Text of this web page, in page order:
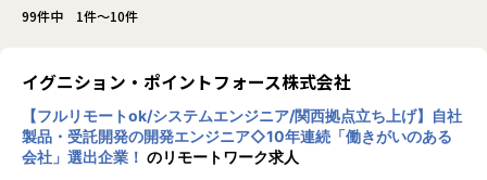
99件中 1件～10件
イグニション・ポイントフォース株式会社
【フルリモートok/システムエンジニア/関西拠点立ち上げ】自社
製品・受託開発の開発エンジニア◇10年連続「働きがいのある
会社」選出企業！ のリモートワーク求人